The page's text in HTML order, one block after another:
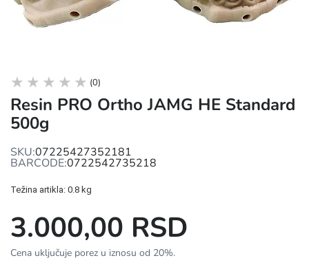
(0)
Resin PRO Ortho JAMG HE Standard
500g
SKU:07225427352181
BARCODE:0722542735218
Težina artikla: 0.8 kg
3.000,00 RSD
Cena uključuje porez u iznosu od 20%.